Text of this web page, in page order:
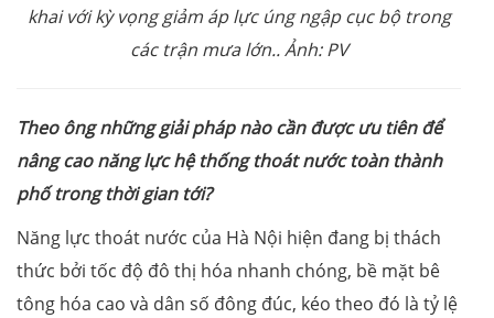
khai với kỳ vọng giảm áp lực úng ngập cục bộ trong
các trận mưa lớn.. Ảnh: PV
Theo ông những giải pháp nào cần được ưu tiên để
nâng cao năng lực hệ thống thoát nước toàn thành
phố trong thời gian tới?
Năng lực thoát nước của Hà Nội hiện đang bị thách
thức bởi tốc độ đô thị hóa nhanh chóng, bề mặt bê
tông hóa cao và dân số đông đúc, kéo theo đó là tỷ lệ